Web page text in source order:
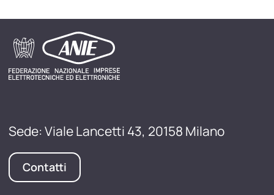
Sede: Viale Lancetti 43, 20158 Milano
Contatti